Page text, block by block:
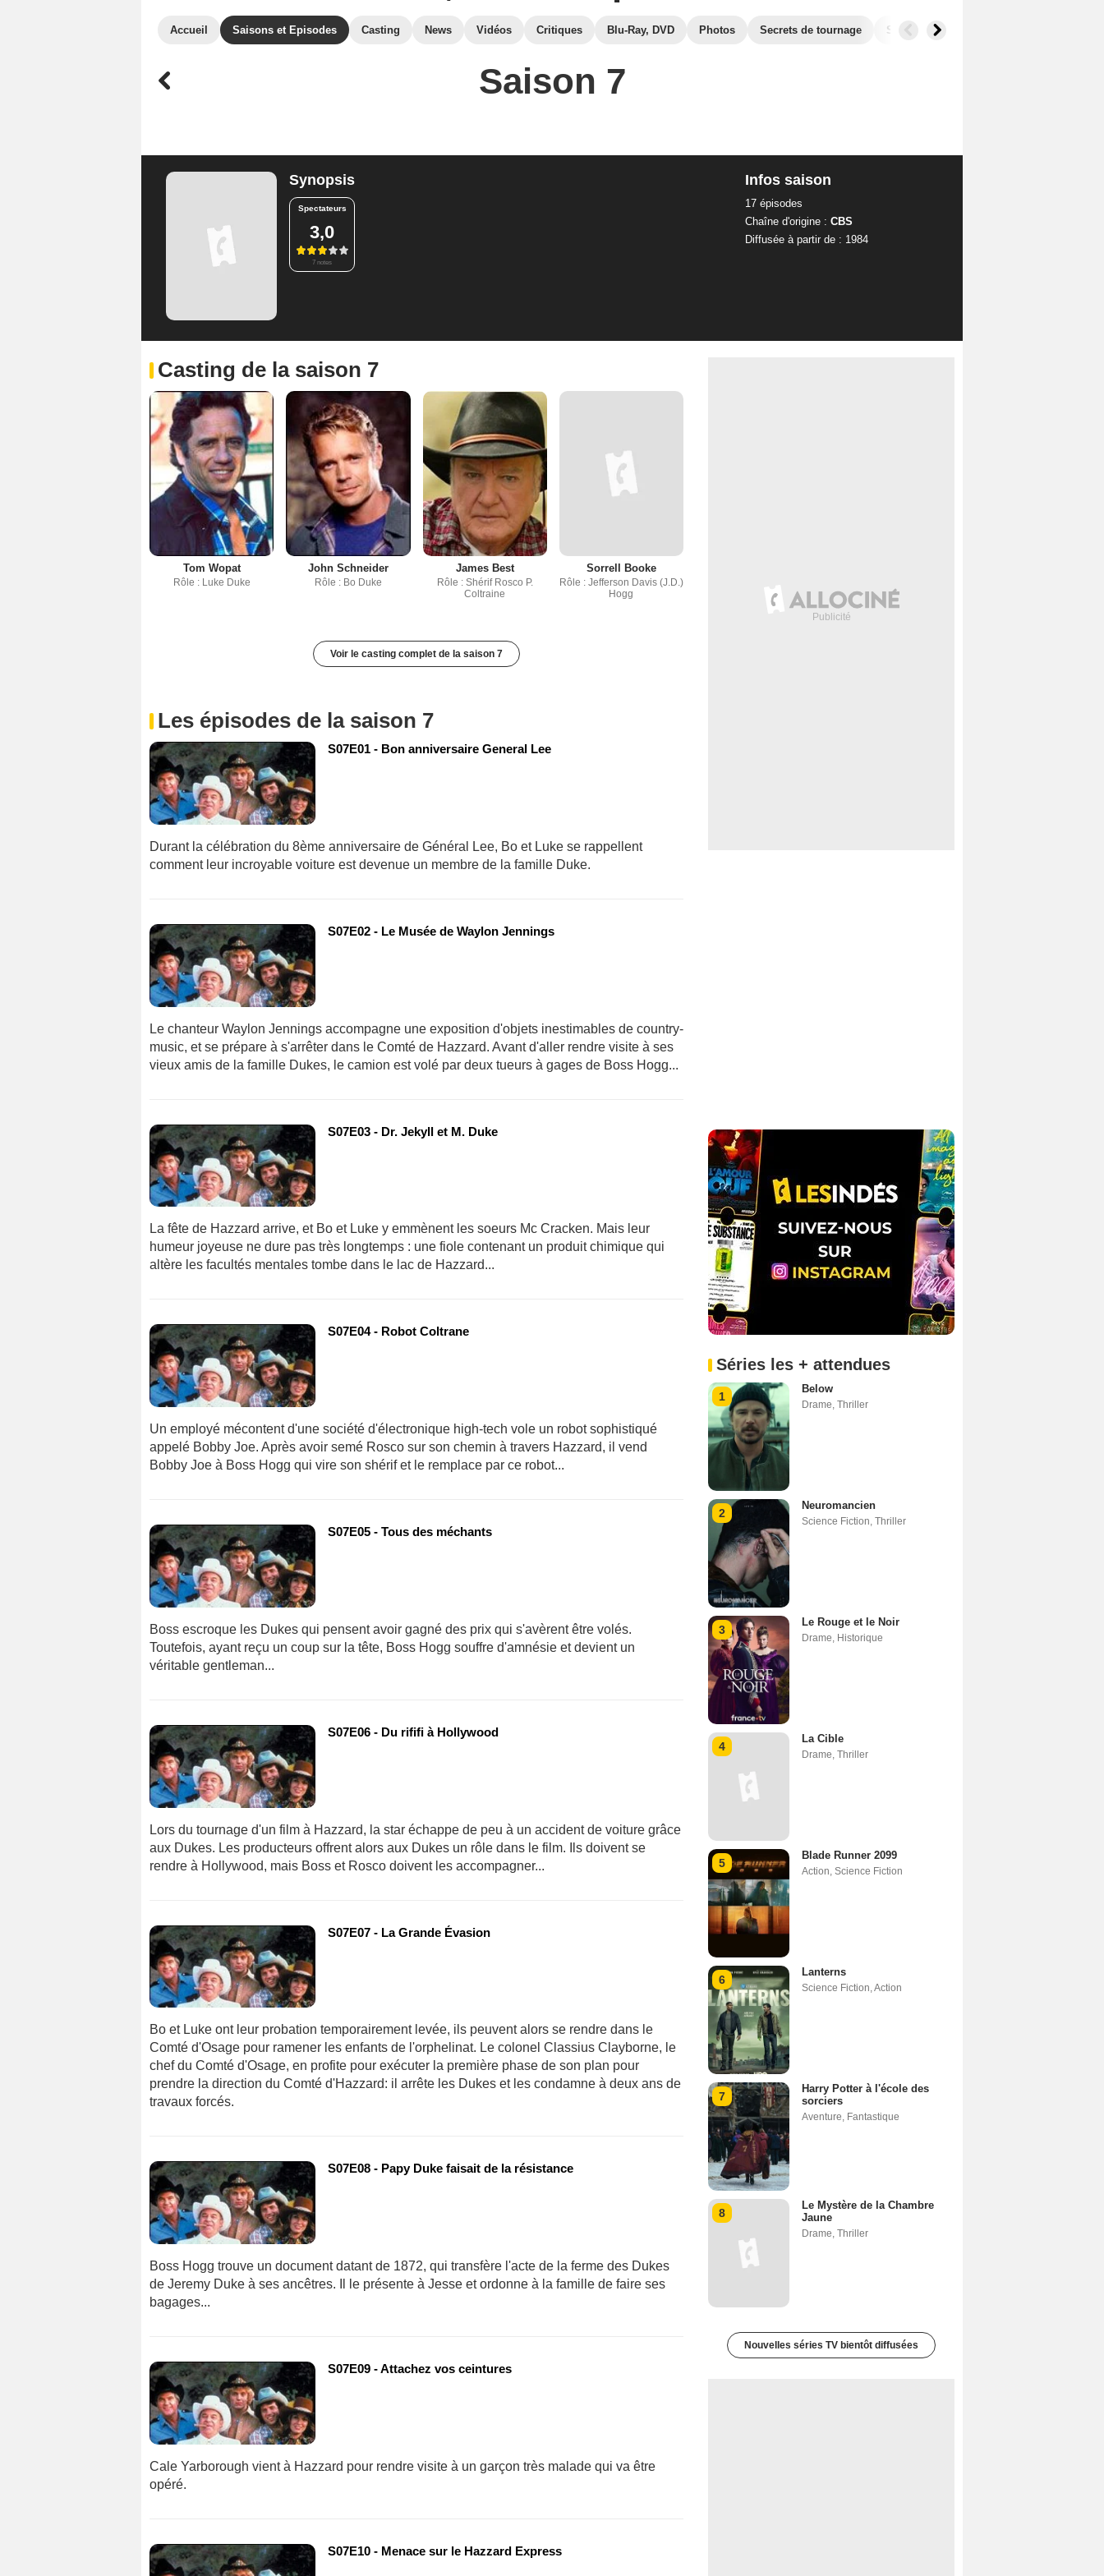
Accueil Saisons et Episodes Casting News Vidéos Critiques Blu-Ray, DVD Photos Secrets de tournage Séries similaires
Saison 7
Synopsis
Spectateurs
3,0
7 notes
Infos saison
17 épisodes
Chaîne d'origine : CBS
Diffusée à partir de : 1984
Casting de la saison 7
Tom Wopat
Rôle : Luke Duke
John Schneider
Rôle : Bo Duke
James Best
Rôle : Shérif Rosco P.
Coltraine
Sorrell Booke
Rôle : Jefferson Davis (J.D.)
Hogg
Voir le casting complet de la saison 7
Les épisodes de la saison 7
S07E01 - Bon anniversaire General Lee
Durant la célébration du 8ème anniversaire de Général Lee, Bo et Luke se rappellent
comment leur incroyable voiture est devenue un membre de la famille Duke.
S07E02 - Le Musée de Waylon Jennings
Le chanteur Waylon Jennings accompagne une exposition d'objets inestimables de country-
music, et se prépare à s'arrêter dans le Comté de Hazzard. Avant d'aller rendre visite à ses
vieux amis de la famille Dukes, le camion est volé par deux tueurs à gages de Boss Hogg...
S07E03 - Dr. Jekyll et M. Duke
La fête de Hazzard arrive, et Bo et Luke y emmènent les soeurs Mc Cracken. Mais leur
humeur joyeuse ne dure pas très longtemps : une fiole contenant un produit chimique qui
altère les facultés mentales tombe dans le lac de Hazzard...
S07E04 - Robot Coltrane
Un employé mécontent d'une société d'électronique high-tech vole un robot sophistiqué
appelé Bobby Joe. Après avoir semé Rosco sur son chemin à travers Hazzard, il vend
Bobby Joe à Boss Hogg qui vire son shérif et le remplace par ce robot...
S07E05 - Tous des méchants
Boss escroque les Dukes qui pensent avoir gagné des prix qui s'avèrent être volés.
Toutefois, ayant reçu un coup sur la tête, Boss Hogg souffre d'amnésie et devient un
véritable gentleman...
S07E06 - Du rififi à Hollywood
Lors du tournage d'un film à Hazzard, la star échappe de peu à un accident de voiture grâce
aux Dukes. Les producteurs offrent alors aux Dukes un rôle dans le film. Ils doivent se
rendre à Hollywood, mais Boss et Rosco doivent les accompagner...
S07E07 - La Grande Évasion
Bo et Luke ont leur probation temporairement levée, ils peuvent alors se rendre dans le
Comté d'Osage pour ramener les enfants de l'orphelinat. Le colonel Classius Clayborne, le
chef du Comté d'Osage, en profite pour exécuter la première phase de son plan pour
prendre la direction du Comté d'Hazzard: il arrête les Dukes et les condamne à deux ans de
travaux forcés.
S07E08 - Papy Duke faisait de la résistance
Boss Hogg trouve un document datant de 1872, qui transfère l'acte de la ferme des Dukes
de Jeremy Duke à ses ancêtres. Il le présente à Jesse et ordonne à la famille de faire ses
bagages...
S07E09 - Attachez vos ceintures
Cale Yarborough vient à Hazzard pour rendre visite à un garçon très malade qui va être
opéré.
S07E10 - Menace sur le Hazzard Express
Séries les + attendues
1
Below
Drame Thriller
2
Neuromancien
Science Fiction Thriller
3
Le Rouge et le Noir
Drame Historique
4
La Cible
Drame Thriller
5
Blade Runner 2099
Action Science Fiction
6
Lanterns
Science Fiction Action
7
Harry Potter à l'école des
sorciers
Aventure Fantastique
8
Le Mystère de la Chambre
Jaune
Drame Thriller
Nouvelles séries TV bientôt diffusées